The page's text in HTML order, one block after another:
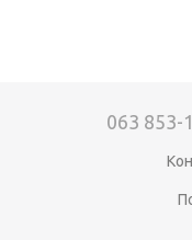
063 853-